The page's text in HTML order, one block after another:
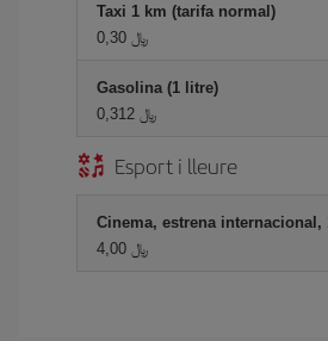
Taxi 1 km (tarifa normal)
0,30 ﷼
Gasolina (1 litre)
0,312 ﷼
Esport i lleure
Cinema, estrena internacional,
4,00 ﷼